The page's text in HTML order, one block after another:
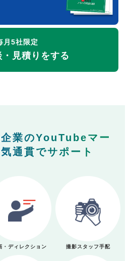
月5社限定
見積りをする
業のYouTubeマー
通貫でサポート
・ディレクション 撮影スタッフ手配